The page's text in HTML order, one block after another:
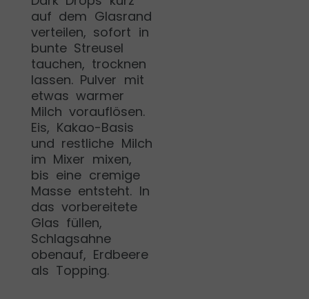
auf dem Glasrand
verteilen, sofort in
bunte Streusel
tauchen, trocknen
lassen. Pulver mit
etwas warmer
Milch vorauflösen.
Eis, Kakao-Basis
und restliche Milch
im Mixer mixen,
bis eine cremige
Masse entsteht. In
das vorbereitete
Glas füllen,
Schlagsahne
obenauf, Erdbeere
als Topping.